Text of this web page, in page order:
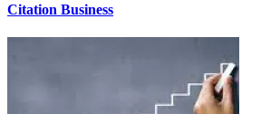
Citation Business